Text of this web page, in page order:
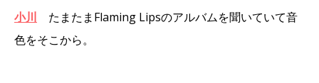
小川
たまたまFlaming Lipsのアルバムを聞いていて音
色をそこから。